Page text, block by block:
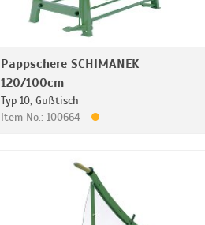
Pappschere SCHIMANEK
120/100cm
Typ 10, Gußtisch
Item No.: 100664